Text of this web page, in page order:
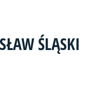
ŚLĄSKI